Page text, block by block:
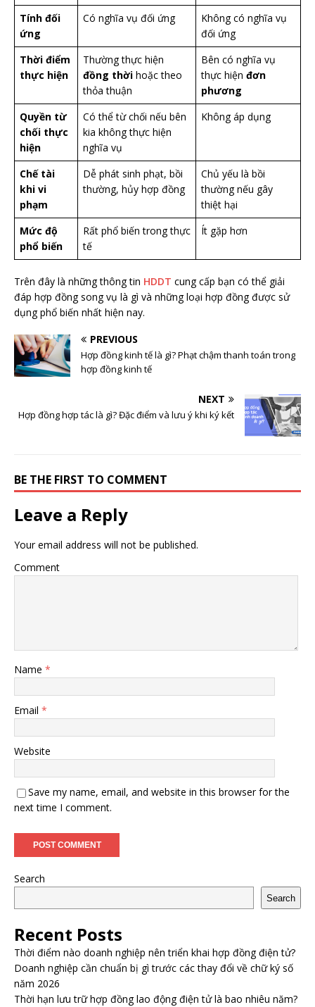
Tính đối
ứng
Có nghĩa vụ đối ứng
Không có nghĩa vụ
đối ứng
Thời điểm
thực hiện
Thường thực hiện
đồng thời hoặc theo
thỏa thuận
Bên có nghĩa vụ
thực hiện đơn
phương
Quyền từ
chối thực
hiện
Có thể từ chối nếu bên
kia không thực hiện
nghĩa vụ
Không áp dụng
Chế tài
khi vi
phạm
Dễ phát sinh phạt, bồi
thường, hủy hợp đồng
Chủ yếu là bồi
thường nếu gây
thiệt hại
Mức độ
phổ biến
Rất phổ biến trong thực
tế
Ít gặp hơn
Trên đây là những thông tin HDDT cung cấp bạn có thể giải
đáp hợp đồng song vụ là gì và những loại hợp đồng được sử
dụng phổ biến nhất hiện nay.
PREVIOUS
Hợp đồng kinh tế là gì? Phạt chậm thanh toán trong
hợp đồng kinh tế
NEXT
Hợp đồng hợp tác là gì? Đặc điểm và lưu ý khi ký kết
BE THE FIRST TO COMMENT
Leave a Reply
Your email address will not be published.
Comment
Name *
Email *
Website
Save my name, email, and website in this browser for the
next time I comment.
Search
Search
Recent Posts
Thời điểm nào doanh nghiệp nên triển khai hợp đồng điện tử?
Doanh nghiệp cần chuẩn bị gì trước các thay đổi về chữ ký số
năm 2026
Thời hạn lưu trữ hợp đồng lao động điện tử là bao nhiêu năm?